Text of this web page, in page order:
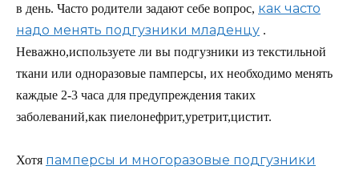
в день. Часто родители задают себе вопрос, как часто
надо менять подгузники младенцу .
Неважно,используете ли вы подгузники из текстильной
ткани или одноразовые памперсы, их необходимо менять
каждые 2-3 часа для предупреждения таких
заболеваний,как пиелонефрит,уретрит,цистит.
Хотя памперсы и многоразовые подгузники